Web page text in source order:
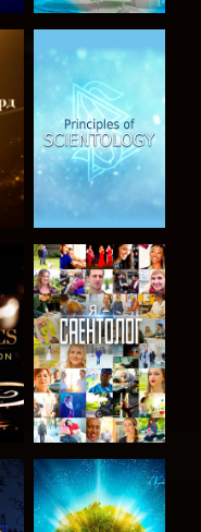
СМОТРЕТЬ
ПЕРЕДАЧИ
СМОТРЕТЬ
СМОТРЕТЬ